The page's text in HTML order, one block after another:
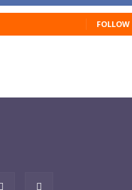
FOLLOW